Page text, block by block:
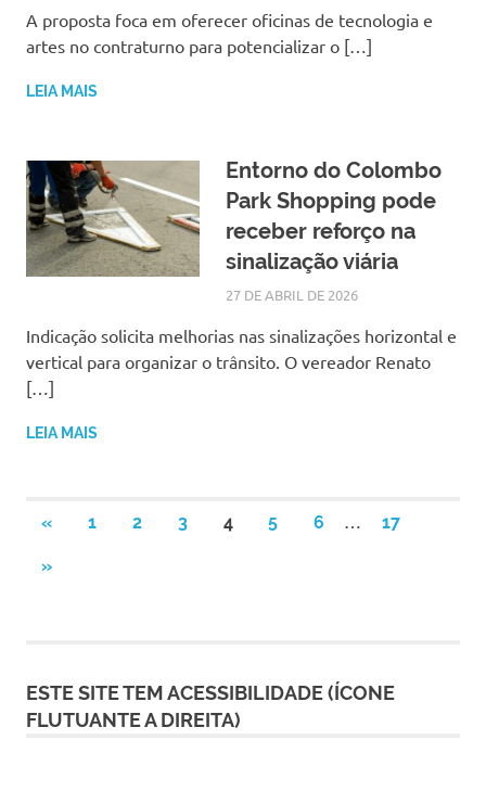
A proposta foca em oferecer oficinas de tecnologia e
artes no contraturno para potencializar o […]
LEIA MAIS
Entorno do Colombo
Park Shopping pode
receber reforço na
sinalização viária
27 DE ABRIL DE 2026
Indicação solicita melhorias nas sinalizações horizontal e
vertical para organizar o trânsito. O vereador Renato
[…]
LEIA MAIS
Paginação
de
«PREVIOUS
1 2 3 4 5 6 17
NEXT
»
ESTE SITE TEM ACESSIBILIDADE (ÍCONE
FLUTUANTE A DIREITA)